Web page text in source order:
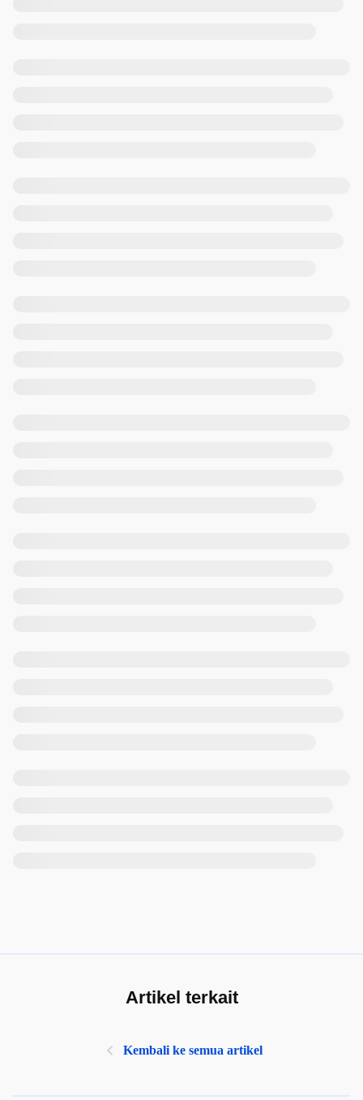
Artikel terkait
Kembali ke semua artikel